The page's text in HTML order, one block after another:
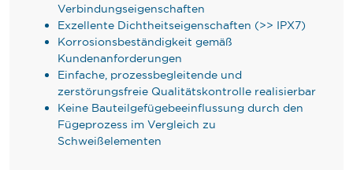
Verbindungseigenschaften
Exzellente Dichtheitseigenschaften (>> IPX7)
Korrosionsbeständigkeit gemäß
Kundenanforderungen
Einfache, prozessbegleitende und
zerstörungsfreie Qualitätskontrolle realisierbar
Keine Bauteilgefügebeeinflussung durch den
Fügeprozess im Vergleich zu
Schweißelementen